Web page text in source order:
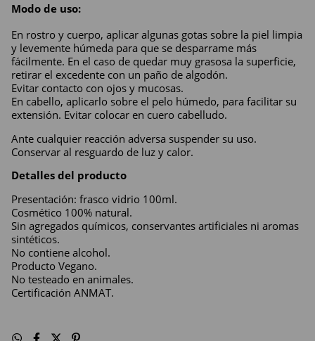
Modo de uso:
En rostro y cuerpo, aplicar algunas gotas sobre la piel limpia
y levemente húmeda para que se desparrame más
fácilmente. En el caso de quedar muy grasosa la superficie,
retirar el excedente con un paño de algodón.
Evitar contacto con ojos y mucosas.
En cabello, aplicarlo sobre el pelo húmedo, para facilitar su
extensión. Evitar colocar en cuero cabelludo.
Ante cualquier reacción adversa suspender su uso.
Conservar al resguardo de luz y calor.
Detalles del producto
Presentación: frasco vidrio 100ml.
Cosmético 100% natural.
Sin agregados químicos, conservantes artificiales ni aromas
sintéticos.
No contiene alcohol.
Producto Vegano.
No testeado en animales.
Certificación ANMAT.